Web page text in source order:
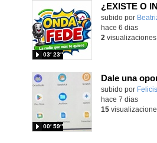
¿EXISTE O
Contenido
subido por
03′ 23″
hace 6 dias
2 visualizaciones
Contenido
subido por
00′ 59″
hace 7 dias
15